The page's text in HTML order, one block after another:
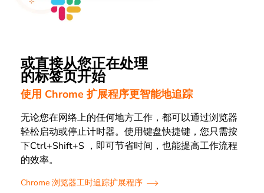
或直接从您正在处理
的标签页开始
使用 Chrome 扩展程序更智能地追踪
无论您在网络上的任何地方工作，都可以通过浏览器
轻松启动或停止计时器。使用键盘快捷键，您只需按
下Ctrl+Shift+S ，即可节省时间，也能提高工作流程
的效率。
Chrome 浏览器工时追踪扩展程序